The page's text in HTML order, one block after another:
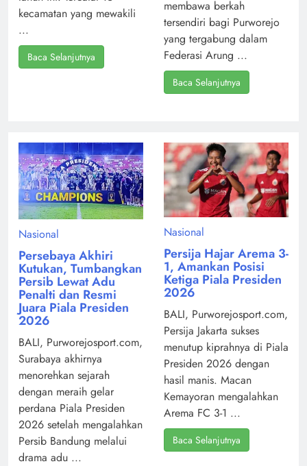
kecamatan yang mewakili
...
Baca Selanjutnya
membawa berkah
tersendiri bagi Purworejo
yang tergabung dalam
Federasi Arung ...
Baca Selanjutnya
Nasional
Persebaya Akhiri
Kutukan, Tumbangkan
Persib Lewat Adu
Penalti dan Resmi
Juara Piala Presiden
2026
BALI, Purworejosport.com,
Surabaya akhirnya
menorehkan sejarah
dengan meraih gelar
perdana Piala Presiden
2026 setelah mengalahkan
Persib Bandung melalui
drama adu ...
Nasional
Persija Hajar Arema 3-
1, Amankan Posisi
Ketiga Piala Presiden
2026
BALI, Purworejosport.com,
Persija Jakarta sukses
menutup kiprahnya di Piala
Presiden 2026 dengan
hasil manis. Macan
Kemayoran mengalahkan
Arema FC 3-1 ...
Baca Selanjutnya